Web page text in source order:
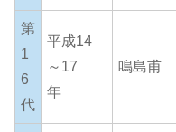
第
1
6
代
平成14
～17
年
鳴島甫